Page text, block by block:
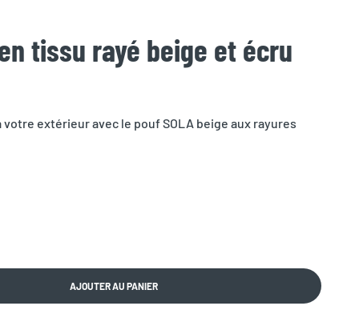
tissu rayé beige et écru
extérieur avec le pouf SOLA beige aux rayures
AJOUTER AU PANIER